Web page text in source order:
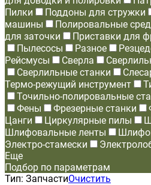
Пилки
Поддоны для стружки
машины
Полировальные
для заточки
Приставки для
Пылесосы
Разное
Рейсмусы
Сверла
Сверлильные станки
Термо-режущий инструмент
Точильно-полировальные
Фены
Фрезерные станки
Цанги
Циркулярные пилы
Шлифовальные ленты
Электро-стамески
Еще
Подбор по параметрам
Тип: ЗапчастиОчистить